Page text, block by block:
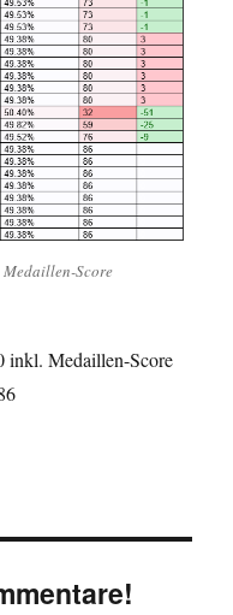
Score
inkl. Medaillen-Score